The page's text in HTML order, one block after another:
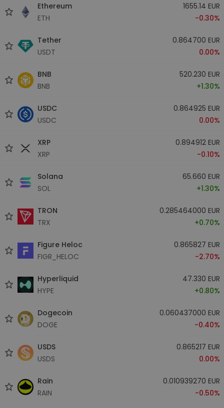
Ethereum
ETH
1655.14 EUR
-0.30%
Tether
USDT
0.864700 EUR
0.00%
BNB
BNB
520.230 EUR
+1.30%
USDC
USDC
0.864925 EUR
0.00%
XRP
XRP
0.894912 EUR
-0.10%
Solana
SOL
65.660 EUR
+1.30%
TRON
TRX
0.285464000 EUR
+0.70%
Figure Heloc
FIGR_HELOC
0.865827 EUR
-2.70%
Hyperliquid
HYPE
47.330 EUR
+0.80%
Dogecoin
DOGE
0.060437000 EUR
-0.40%
USDS
USDS
0.865217 EUR
0.00%
Rain
RAIN
0.010939270 EUR
-0.50%